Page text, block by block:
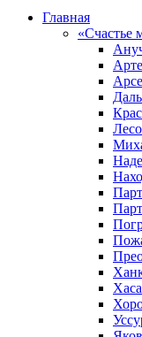
Главная
«Счастье